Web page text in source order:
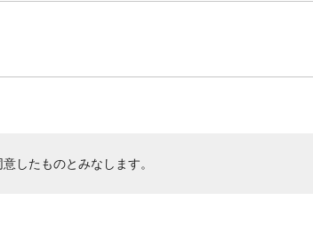
したものとみなします。